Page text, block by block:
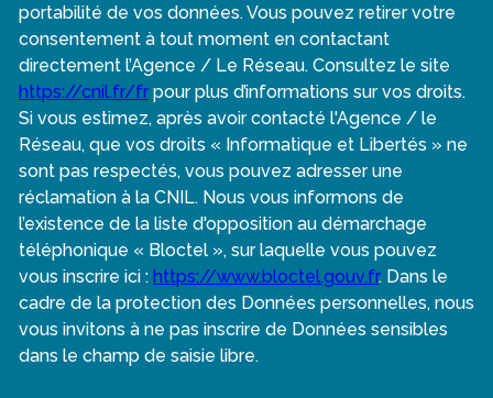
portabilité de vos données. Vous pouvez retirer votre
consentement à tout moment en contactant
directement l’Agence / Le Réseau. Consultez le site
https://cnil.fr/fr pour plus d’informations sur vos droits.
Si vous estimez, après avoir contacté l'Agence / le
Réseau, que vos droits « Informatique et Libertés » ne
sont pas respectés, vous pouvez adresser une
réclamation à la CNIL. Nous vous informons de
l’existence de la liste d'opposition au démarchage
téléphonique « Bloctel », sur laquelle vous pouvez
vous inscrire ici : https://www.bloctel.gouv.fr. Dans le
cadre de la protection des Données personnelles, nous
vous invitons à ne pas inscrire de Données sensibles
dans le champ de saisie libre.